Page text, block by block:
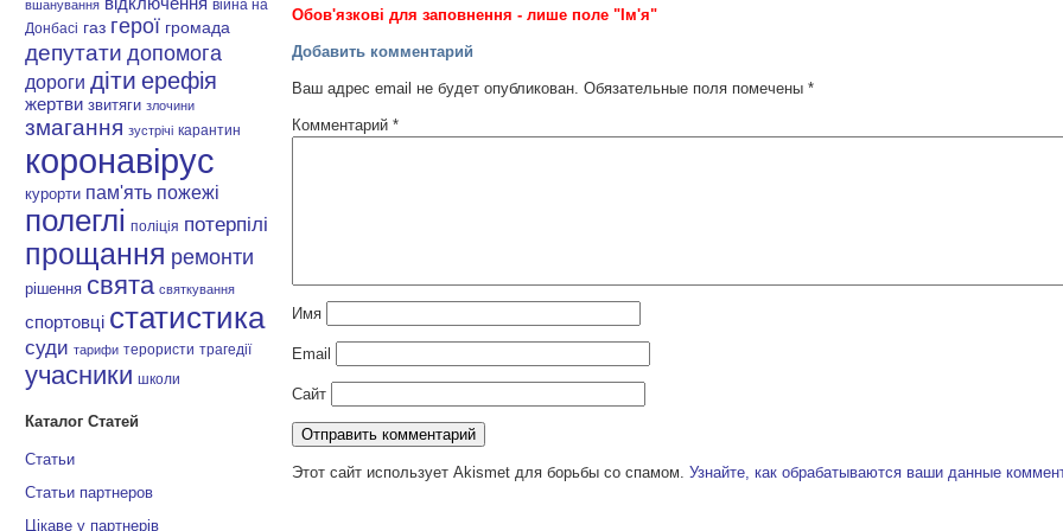
вшанування
війна на
Донбасі газ герої громада
депутати допомога
дороги діти ерефія
жертви звитяги злочини
змагання зустрічі карантин
коронавірус
курорти пам'ять пожежі
полеглі поліція потерпілі
прощання ремонти
рішення свята святкування
спортовці статистика
суди тарифи терористи трагедії
учасники школи
Каталог Статей
Статьи
Статьи партнеров
Цікаве у партнерів
Обов'язкові для заповнення - лише поле "Ім'я"
Добавить комментарий
Ваш адрес email не будет опубликован. Обязательные поля помечены*
Комментарий*
Имя
Email
Сайт
Этот сайт использует Akismet для борьбы со спамом.Узнайте, как обрабатываются ваши данные